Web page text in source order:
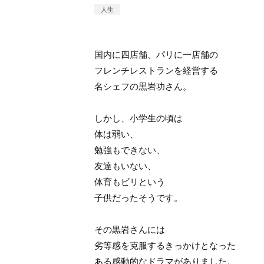
人生
国内に四店舗、パリに一店舗の
フレンチレストランを経営する
名シェフの黒岩功さん。
しかし、小学生の頃は
体は弱い、
勉強もできない、
友達もいない、
体育もビリという
子供だったそうです。
その黒岩さんには
劣等感を克服するきっかけとなった
ある感動的なドラマがありました。